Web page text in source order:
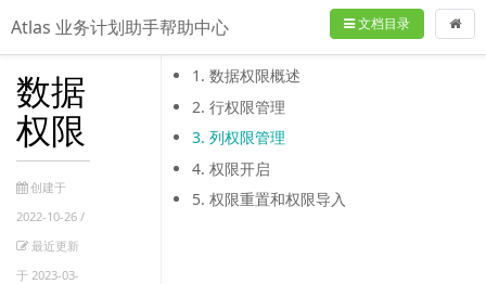
Atlas 业务计划助手帮助中心 文档目录
数据
权限
创建于
2022-10-26 /
最近更新
于 2023-03-
1. 数据权限概述
2. 行权限管理
3. 列权限管理
4. 权限开启
5. 权限重置和权限导入